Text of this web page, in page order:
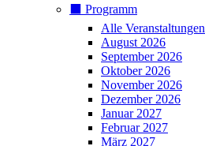
⬛️ Programm
Alle Veranstaltungen
August 2026
September 2026
Oktober 2026
November 2026
Dezember 2026
Januar 2027
Februar 2027
März 2027